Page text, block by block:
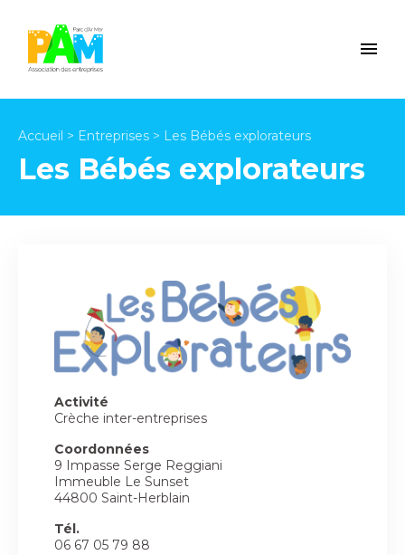
Accueil > Entreprises > Les Bébés explorateurs
Les Bébés explorateurs
Activité
Crèche inter-entreprises
Coordonnées
9 Impasse Serge Reggiani
Immeuble Le Sunset
44800 Saint-Herblain
Tél.
06 67 05 79 88